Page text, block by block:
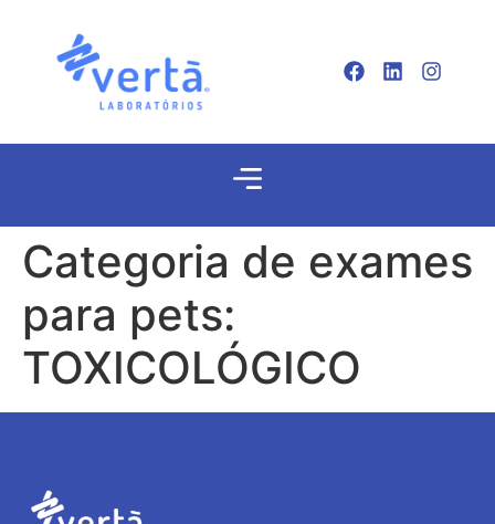
Categoria de exames
para pets:
TOXICOLÓGICO